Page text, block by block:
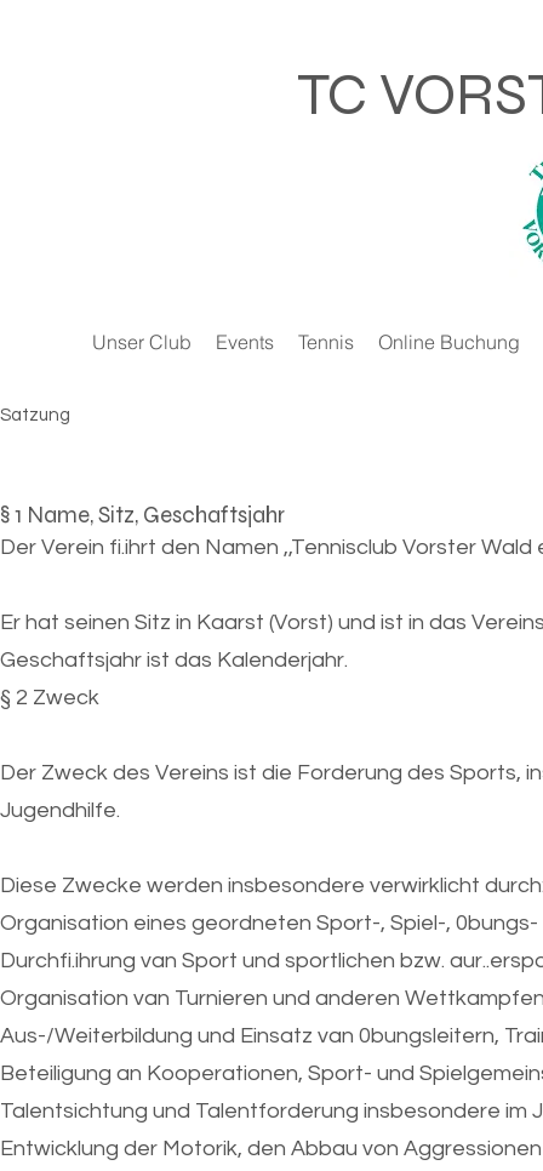
TC
Unser Club Events Tennis Online Buchung
Satzung
§ 1 Name, Sitz, Geschaftsjahr
Der Verein fi.ihrt den Namen ,,Tennisclub Vorster Wald
Er hat seinen Sitz in Kaarst (Vorst) und ist in das
Geschaftsjahr ist das Kalenderjahr.
§ 2 Zweck
Der Zweck des Vereins ist die Forderung des Sports,
Jugendhilfe.
Diese Zwecke werden insbesondere verwirklicht
Organisation eines geordneten Sport-, Spiel-,
Durchfi.ihrung van Sport und sportlichen bzw.
Organisation van Turnieren und anderen
Aus-/Weiterbildung und Einsatz van 0bungsleitern,
Beteiligung an Kooperationen, Sport- und
Talentsichtung und Talentforderung insbesondere im
Entwicklung der Motorik, den Abbau von